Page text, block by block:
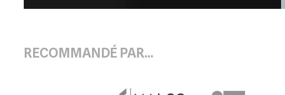
RECOMMANDÉ PAR…